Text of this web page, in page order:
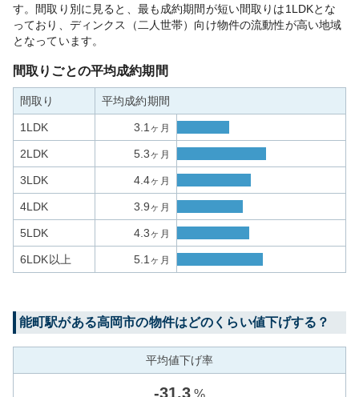
す。間取り別に見ると、最も成約期間が短い間取りは1LDKとな
っており、ディンクス（二人世帯）向け物件の流動性が高い地域
となっています。
間取りごとの平均成約期間
間取り 平均成約期間
1LDK 3.1 ヶ月
2LDK 5.3ヶ月
3LDK 4.4ヶ月
4LDK 3.9ヶ月
5LDK 4.3ヶ月
6LDK以上 5.1 ヶ月
能町駅がある高岡市の物件はどのくらい値下げする？
平均値下げ率
-31.3 %